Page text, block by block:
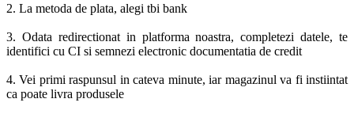
2. La metoda de plata, alegi tbi bank
3. Odata redirectionat in platforma noastra, completezi datele, te
identifici cu CI si semnezi electronic documentatia de credit
4. Vei primi raspunsul in cateva minute, iar magazinul va fi instiintat
ca poate livra produsele